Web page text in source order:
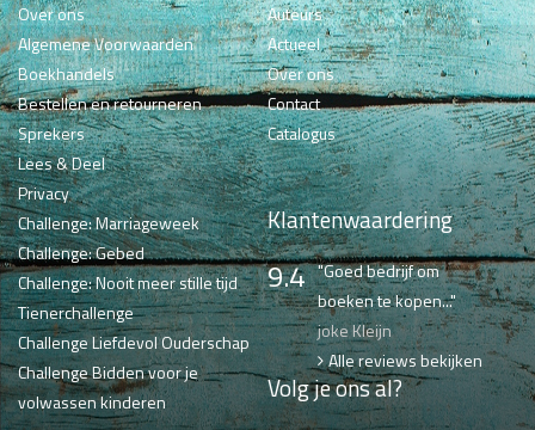
Over ons
Algemene Voorwaarden
Boekhandels
Bestellen en retourneren
Sprekers
Lees & Deel
Privacy
Challenge: Marriageweek
Challenge: Gebed
Challenge: Nooit meer stille tijd
Tienerchallenge
Challenge Liefdevol Ouderschap
Challenge Bidden voor je
volwassen kinderen
Auteurs
Actueel
Over ons
Contact
Catalogus
Klantenwaardering
9.4 "Goed bedrijf om
boeken te kopen..."
joke Kleijn
Alle reviews bekijken
Volg je ons al?